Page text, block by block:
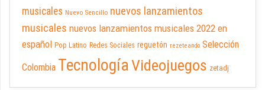
musicales Nuevo Sencillo nuevos lanzamientos
musicales nuevos lanzamientos musicales 2022 en
español Pop Latino Redes Sociales reguetón rezeteando Selección
Colombia TecnologíaVideojuegos zetadj